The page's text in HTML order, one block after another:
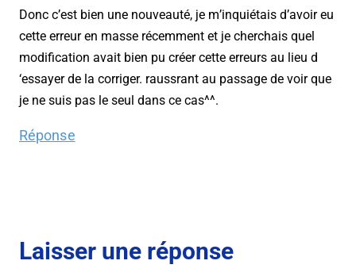
Donc c’est bien une nouveauté, je m’inquiétais d’avoir eu
cette erreur en masse récemment et je cherchais quel
modification avait bien pu créer cette erreurs au lieu d
‘essayer de la corriger. raussrant au passage de voir que
je ne suis pas le seul dans ce cas^^.
Réponse
Laisser une réponse